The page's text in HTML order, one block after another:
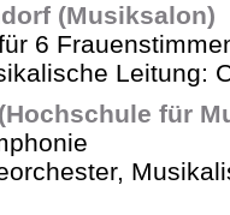
(Musiksalon)
6
Leitung:
für